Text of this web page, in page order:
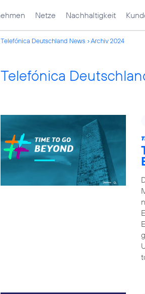
Netze Nachhaltigkeit
Telefónica Deutschland News Archiv 2024
Telefónica